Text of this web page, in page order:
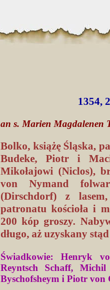
1354,
an s. Marien Magdalenen
Bolko, książę Śląska,
Budeke, Piotr i
Mikołajowi (Niclos),
von Nymand
(Dirschdorf) z
patronatu kościoła i
200 kóp groszy.
długo, aż uzyskany
Świadkowie: Henryk
Reyntsch Schaff,
Byschofsheym i Piotr von